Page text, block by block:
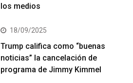
los medios
18/09/2025
Trump califica como “buenas
noticias” la cancelación de
programa de Jimmy Kimmel